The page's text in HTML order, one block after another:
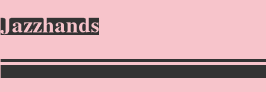
Jazzhands